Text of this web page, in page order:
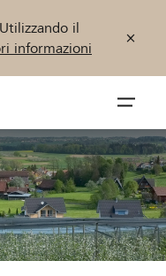
il
informazioni
öffnen